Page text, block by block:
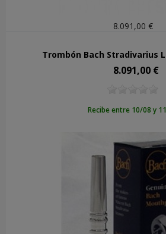
8.091,00 €
Trombón Bach Stradivarius
Precio
8.091,00 €
Recibe entre 10/08 y